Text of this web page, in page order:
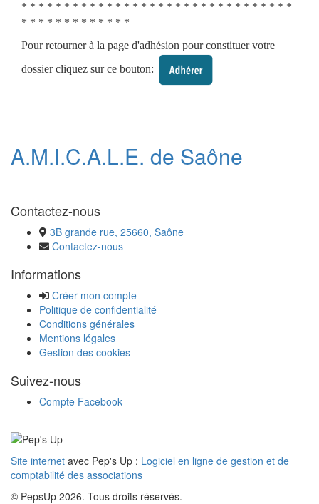
* * * * * * * * * * * * * * * * * * * * * * * * * * * * * * * *
* * * * * * * * * * * * *
Pour retourner à la page d'adhésion pour constituer votre
dossier cliquez sur ce bouton:
A.M.I.C.A.L.E. de Saône
Contactez-nous
3B grande rue, 25660, Saône
Contactez-nous
Informations
Créer mon compte
Politique de confidentialité
Conditions générales
Mentions légales
Gestion des cookies
Suivez-nous
Compte Facebook
Site internet avec Pep's Up : Logiciel en ligne de gestion et de
comptabilité des associations
© PepsUp 2026. Tous droits réservés.